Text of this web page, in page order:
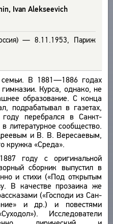
Ivan Alekseevich
— 8.11.1953, Париж
В 1881—1886 годах
Курса, однако, не
образование. С конца
подрабатывал в газетах,
перебрался в Санкт-
литературное сообщество.
и В. В. Вересаевым,
кружка «Среда».
году с оригинальной
сборник выпустил в
и стихи («Под открытым
В качестве прозаика же
(«Господи из Сан-
и др.) и повестями
Исследователи